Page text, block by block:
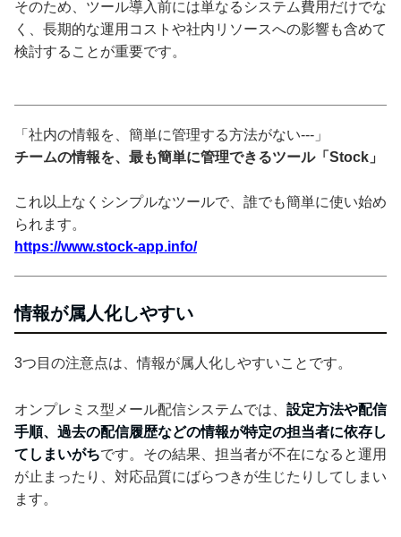
そのため、ツール導入前には単なるシステム費用だけでな
く、長期的な運用コストや社内リソースへの影響も含めて
検討することが重要です。
「社内の情報を、簡単に管理する方法がない---」
チームの情報を、最も簡単に管理できるツール「Stock」
これ以上なくシンプルなツールで、誰でも簡単に使い始め
られます。
https://www.stock-app.info/
情報が属人化しやすい
3つ目の注意点は、情報が属人化しやすいことです。
オンプレミス型メール配信システムでは、 設定方法や配信
手順、過去の配信履歴などの情報が特定の担当者に依存し
てしまいがちです。その結果、担当者が不在になると運用
が止まったり、対応品質にばらつきが生じたりしてしまい
ます。